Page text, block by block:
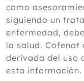
como
siguiendo un
enfermedad,
la salud. Cofenat
derivada del uso
esta información.